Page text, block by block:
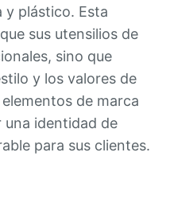
y plástico. Esta
sus utensilios de
sino que
y los valores de
de marca
una identidad de
para sus clientes.